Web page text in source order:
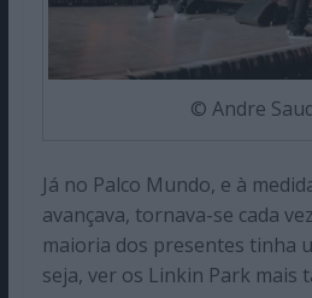
© Andre
Já no Palco Mundo, e à
avançava, tornava-se cada
maioria dos presentes tinha
seja, ver os Linkin Park mais